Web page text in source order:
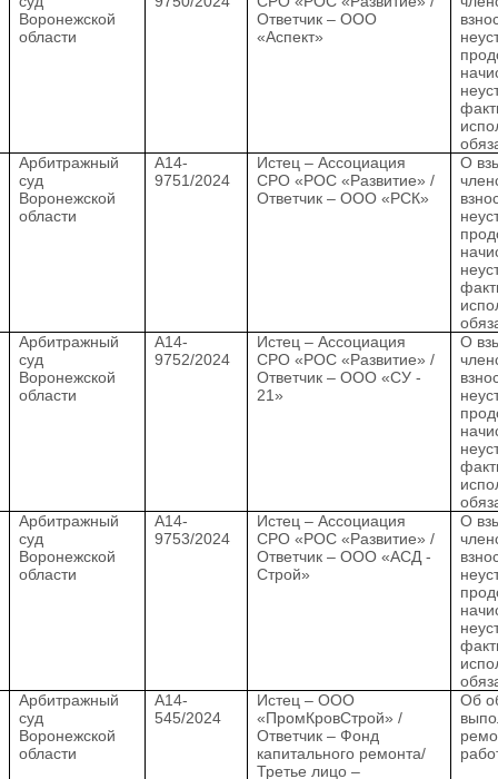
Воронежской
области
Ответчик – ООО
«Аспект»
Арбитражный
суд
Воронежской
области
А14-
9751/2024
Истец – Ассоциация
СРО «РОС «Развитие» /
Ответчик – ООО «РСК»
О
Арбитражный
суд
Воронежской
области
А14-
9752/2024
Истец – Ассоциация
СРО «РОС «Развитие» /
Ответчик – ООО «СУ -
21»
О
Арбитражный
суд
Воронежской
области
А14-
9753/2024
Истец – Ассоциация
СРО «РОС «Развитие» /
Ответчик – ООО «АСД -
Строй»
О
Арбитражный
суд
Воронежской
области
А14-
545/2024
Истец – ООО
«ПромКровСтрой» /
Ответчик – Фонд
капитального ремонта/
Третье лицо –
Об